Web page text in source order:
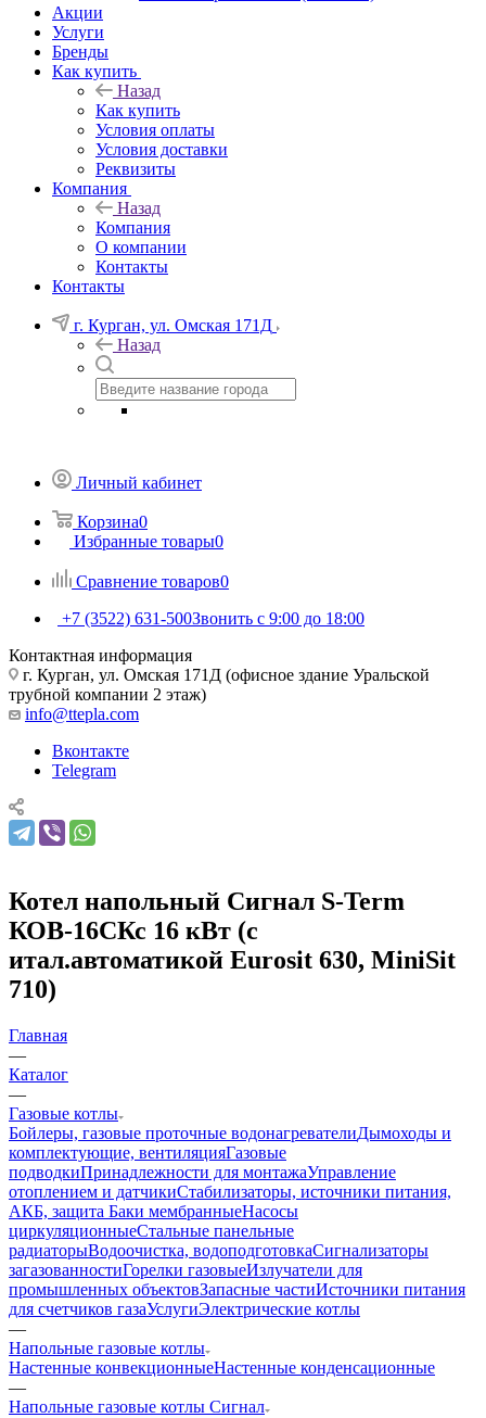
Акции
Услуги
Бренды
Как купить
Назад
Как купить
Условия оплаты
Условия доставки
Реквизиты
Компания
Назад
Компания
О компании
Контакты
Контакты
г. Курган, ул. Омская 171Д
Назад
Личный кабинет
Корзина0
Избранные товары0
Сравнение товаров0
+7 (3522) 631-500Звонить с 9:00 до 18:00
Контактная информация
г. Курган, ул. Омская 171Д (офисное здание Уральской
трубной компании 2 этаж)
info@ttepla.com
Вконтакте
Telegram
Котел напольный Сигнал S-Term
КОВ-16СКс 16 кВт (с
итал.автоматикой Eurosit 630, MiniSit
710)
Главная
—
Каталог
—
Газовые котлы
Бойлеры, газовые проточные водонагревателиДымоходы и
комплектующие, вентиляцияГазовые
подводкиПринадлежности для монтажаУправление
отоплением и датчикиСтабилизаторы, источники питания,
АКБ, защита Баки мембранныеНасосы
циркуляционныеСтальные панельные
радиаторыВодоочистка, водоподготовкаСигнализаторы
загазованностиГорелки газовыеИзлучатели для
промышленных объектовЗапасные частиИсточники питания
для счетчиков газаУслугиЭлектрические котлы
—
Напольные газовые котлы
Настенные конвекционныеНастенные конденсационные
—
Напольные газовые котлы Сигнал